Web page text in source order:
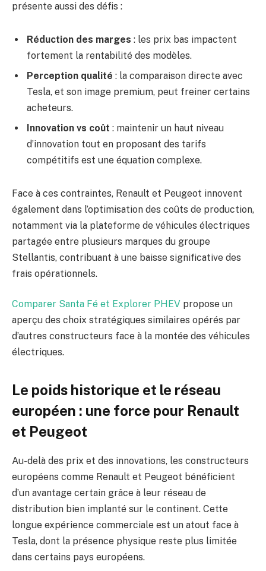
présente aussi des défis :
Réduction des marges : les prix bas impactent
fortement la rentabilité des modèles.
Perception qualité : la comparaison directe avec
Tesla, et son image premium, peut freiner certains
acheteurs.
Innovation vs coût : maintenir un haut niveau
d’innovation tout en proposant des tarifs
compétitifs est une équation complexe.
Face à ces contraintes, Renault et Peugeot innovent
également dans l’optimisation des coûts de production,
notamment via la plateforme de véhicules électriques
partagée entre plusieurs marques du groupe
Stellantis, contribuant à une baisse significative des
frais opérationnels.
Comparer Santa Fé et Explorer PHEV propose un
aperçu des choix stratégiques similaires opérés par
d’autres constructeurs face à la montée des véhicules
électriques.
Le poids historique et le réseau
européen : une force pour Renault
et Peugeot
Au-delà des prix et des innovations, les constructeurs
européens comme Renault et Peugeot bénéficient
d’un avantage certain grâce à leur réseau de
distribution bien implanté sur le continent. Cette
longue expérience commerciale est un atout face à
Tesla, dont la présence physique reste plus limitée
dans certains pays européens.